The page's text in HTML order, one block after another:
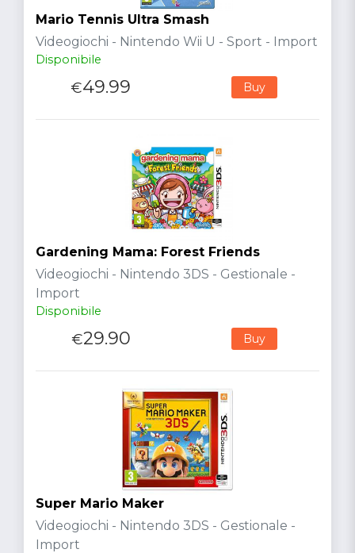
Mario Tennis Ultra Smash
Videogiochi - Nintendo Wii U - Sport - Import
Disponibile
€49.99 Buy
Gardening Mama: Forest Friends
Videogiochi - Nintendo 3DS - Gestionale -
Import
Disponibile
€29.90 Buy
Super Mario Maker
Videogiochi - Nintendo 3DS - Gestionale -
Import